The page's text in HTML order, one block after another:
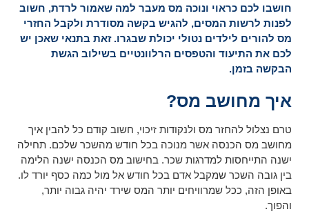
חושבו לכם כראוי ונוכה מס מעבר למה שאמור לרדת, חשוב
לפנות לרשות המסים, להגיש בקשה מסודרת ולקבל החזרי
מס להורים לילדים נטולי יכולת שבגרו. זאת בתנאי שאכן יש
לכם את התיעוד והטפסים הרלוונטיים בשילוב הגשת
הבקשה בזמן.
איך מחושב מס?
טרם נצלול להחזר מס ולנקודות זיכוי, חשוב קודם כל להבין איך
מחושב מס הכנסה אשר מנוכה בכל חודש מהשכר שלכם. תחילה
ישנה התייחסות למדרגות שכר. בחישוב מס הכנסה ישנה הלימה
בין גובה השכר שמקבל אדם בכל חודש אל מול כמה כסף יורד לו.
באופן הזה, ככל שמרוויחים יותר המס שירד יהיה גבוה יותר,
והפוך.